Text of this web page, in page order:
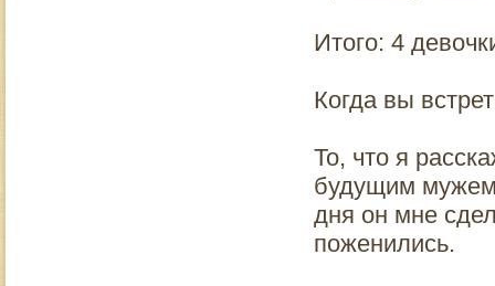
Итого: 4
Когда вы
То, что я
будущим мужем
дня он мне
поженились.